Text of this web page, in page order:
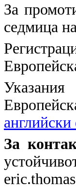
За
седмица
английски
За